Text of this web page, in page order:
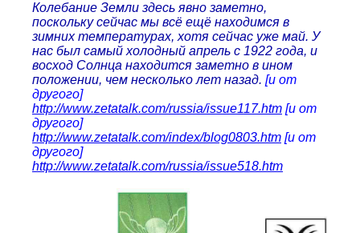
Колебание Земли здесь явно заметно,
поскольку сейчас мы всё ещё находимся в
зимних температурах, хотя сейчас уже май. У
нас был самый холодный апрель с 1922 года, и
восход Солнца находится заметно в ином
положении, чем несколько лет назад. [и от
другого]
http://www.zetatalk.com/russia/issue117.htm [и от
другого]
http://www.zetatalk.com/index/blog0803.htm [и от
другого]
http://www.zetatalk.com/russia/issue518.htm